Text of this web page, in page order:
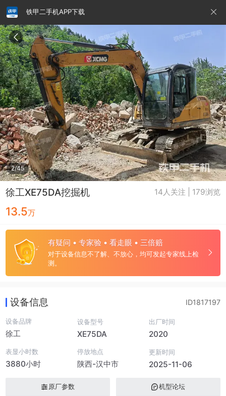
铁甲二手机APP下载
2/45
徐工XE75DA挖掘机 14人关注 | 179浏览
13.5万
有疑问 • 专家验 • 看走眼 • 三倍赔
对于设备信息不了解、不放心，均可发起专家线上检
测。
请输入手机号
提
交
即
表
示
您
同
意
《隐
私
政
策》
设备信息 ID1817197
设备品牌
徐工
设备型号
XE75DA
出厂时间
2020
表显小时数
3880小时
停放地点
陕西-汉中市
更新时间
2025-11-06
原厂参数 机型论坛
铁甲龙总部 4000099032 认证经纪人